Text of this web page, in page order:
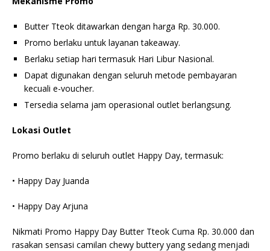
Butter Tteok ditawarkan dengan harga Rp. 30.000.
Promo berlaku untuk layanan takeaway.
Berlaku setiap hari termasuk Hari Libur Nasional.
Dapat digunakan dengan seluruh metode pembayaran
kecuali e-voucher.
Tersedia selama jam operasional outlet berlangsung.
Lokasi Outlet
Promo berlaku di seluruh outlet Happy Day, termasuk:
• Happy Day Juanda
• Happy Day Arjuna
Nikmati Promo Happy Day Butter Tteok Cuma Rp. 30.000 dan
rasakan sensasi camilan chewy buttery yang sedang menjadi